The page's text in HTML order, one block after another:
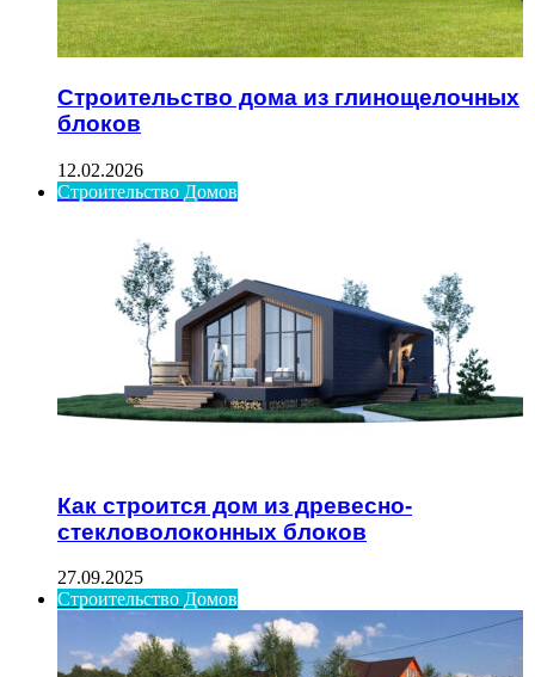
Строительство дома из глинощелочных
блоков
12.02.2026
Строительство Домов
Как строится дом из древесно-
стекловолоконных блоков
27.09.2025
Строительство Домов